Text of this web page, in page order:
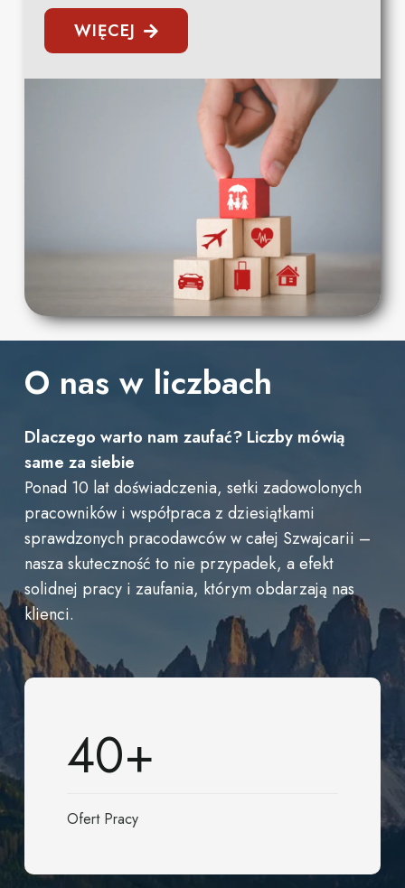
WIĘCEJ
O nas w liczbach
Dlaczego warto nam zaufać? Liczby mówią
same za siebie
Ponad 10 latdoświadczenia, setki zadowolonych
pracowników i współpraca z dziesiątkami
sprawdzonych pracodawcówwcałej Szwajcarii –
naszaskuteczność to nie przypadek, aefekt
solidnej pracy i zaufania, którymobdarzają nas
klienci.
40+
Ofert Pracy